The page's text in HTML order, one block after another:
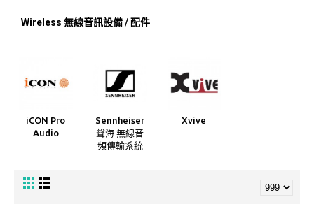
Wireless 無線音訊設備 / 配件
iCON Pro
Audio
Sennheiser
聲海 無線音
頻傳輸系統
Xvive